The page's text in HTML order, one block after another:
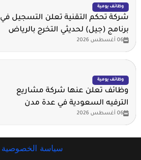
وظائف يومية
شركة تحكم التقنية تعلن التسجيل في
برنامج (جيل) لحديثي التخرج بالرياض
06 أغسطس 2026
وظائف يومية
وظائف تعلن عنها شركة مشاريع
الترفيه السعودية في عدة مدن
06 أغسطس 2026
سياسة الخصوصية